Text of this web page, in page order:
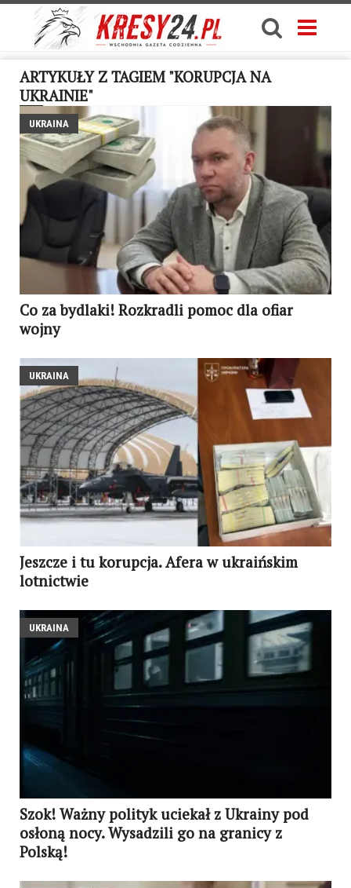
ARTYKUŁY Z TAGIEM "KORUPCJA NA
UKRAINIE"
UKRAINA
Co za bydlaki! Rozkradli pomoc dla ofiar
wojny
UKRAINA
Jeszcze i tu korupcja. Afera w ukraińskim
lotnictwie
UKRAINA
Szok! Ważny polityk uciekał z Ukrainy pod
osłoną nocy. Wysadzili go na granicy z
Polską!